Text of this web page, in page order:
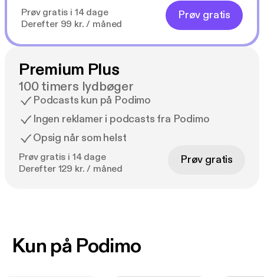
Prøv gratis i 14 dage
Derefter 99 kr. / måned
Prøv gratis
Premium Plus
100 timers lydbøger
Podcasts kun på Podimo
Ingen reklamer i podcasts fra Podimo
Opsig når som helst
Prøv gratis i 14 dage
Derefter 129 kr. / måned
Prøv gratis
Kun på Podimo